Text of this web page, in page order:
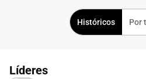
Históricos Por
Líderes